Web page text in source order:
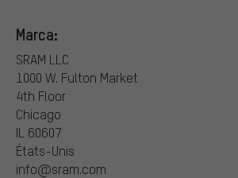
Marca:
SRAM LLC
1000 W. Fulton Market
4th Floor
Chicago
IL 60607
États-Unis
info@sram.com